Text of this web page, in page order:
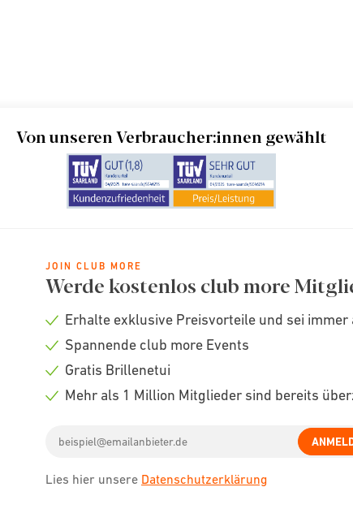
Von unseren Verbraucher:innen gewählt
JOIN CLUB MORE
Werde kostenlos club more
Check
Erhalte exklusive Preisvorteile und sei
Check
Spannende club more Events
Check
Gratis Brillenetui
Mehr als 1 Million Mitglieder sind bereits
address
Lies hier unsere Datenschutzerklärung